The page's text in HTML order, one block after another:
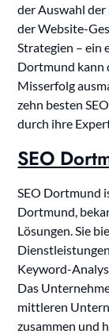
der Auswahl
der Website-
Strategien – ein
Dortmund kann
Misserfolg
zehn besten
durch ihre
SEO
SEO Dortmund
Dortmund,
Lösungen. Sie
Keyword-
Das
mittleren
zusammen und